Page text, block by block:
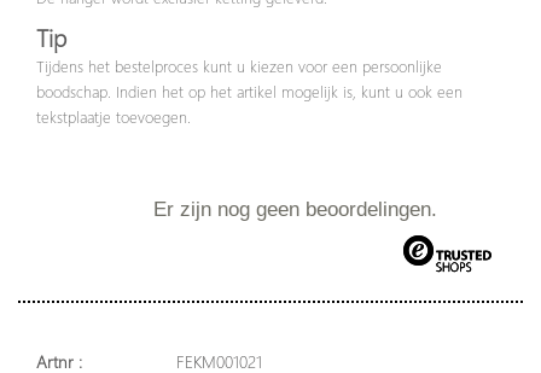
Tip
Tijdens het bestelproces kunt u kiezen voor een persoonlijke
boodschap. Indien het op het artikel mogelijk is, kunt u ook een
tekstplaatje toevoegen.
Er zijn nog geen beoordelingen.
Artnr :
FEKM001021